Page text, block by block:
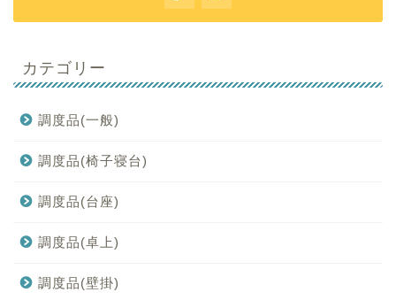
カテゴリー
調度品(一般)
調度品(椅子寝台)
調度品(台座)
調度品(卓上)
調度品(壁掛)